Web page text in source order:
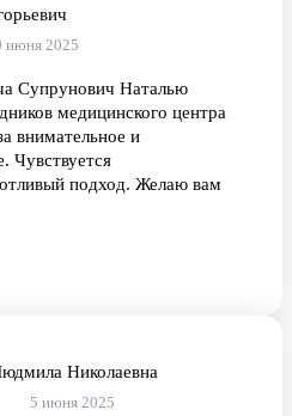
июня 2025
Супрунович Наталью
медицинского центра
внимательное и
Чувствуется
подход. Желаю вам
Николаевна
5 июня 2025